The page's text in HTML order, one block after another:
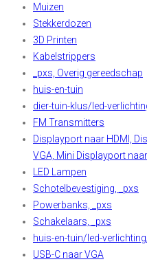
Muizen
Stekkerdozen
3D Printen
Kabelstrippers
_pxs, Overig gereedschap
huis-en-tuin
dier-tuin-klus/led-
FM Transmitters
Displayport naar HDMI,
VGA, Mini Displayport
LED Lampen
Schotelbevestiging, _pxs
Powerbanks, _pxs
Schakelaars, _pxs
huis-en-tuin/led-
USB-C naar VGA